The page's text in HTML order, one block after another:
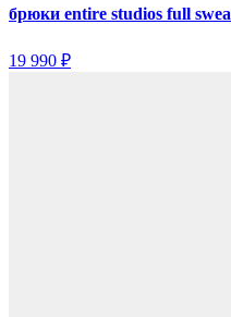
брюки entire studios full
19 990 ₽